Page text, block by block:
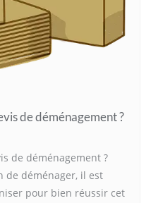
de déménagement ?
de déménagement ?
de déménager, il est
pour bien réussir cet